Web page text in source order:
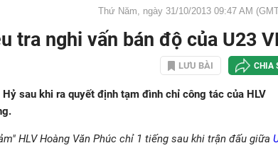
Thứ Năm, ngày 31/10/2013 09:47 AM
tra nghi vấn bán độ của U23
LƯU BÀI CHIA
sau khi ra quyết định tạm đình chỉ công tác của HLV
HLV Hoàng Văn Phúc chỉ 1 tiếng sau khi trận đấu giữa